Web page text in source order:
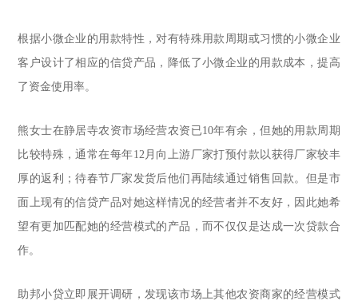
根据小微企业的用款特性，对有特殊用款周期或习惯的小微企业
客户设计了相应的信贷产品，降低了小微企业的用款成本，提高
了资金使用率。
熊女士在静居寺农资市场经营农资已10年有余，但她的用款周期
比较特殊，通常在每年12月向上游厂家打预付款以获得厂家较丰
厚的返利；待春节厂家发货后他们再陆续通过销售回款。但是市
面上现有的信贷产品对她这样情况的经营者并不友好，因此她希
望有更加匹配她的经营模式的产品，而不仅仅是达成一次贷款合
作。
助邦小贷立即展开调研，发现该市场上其他农资商家的经营模式